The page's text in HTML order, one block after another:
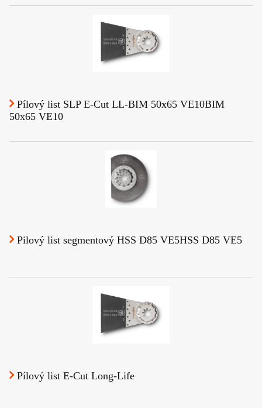
Pílový list SLP E-Cut LL-BIM 50x65 VE10BIM
50x65 VE10
Pilový list segmentový HSS D85 VE5HSS D85 VE5
Pílový list E-Cut Long-Life